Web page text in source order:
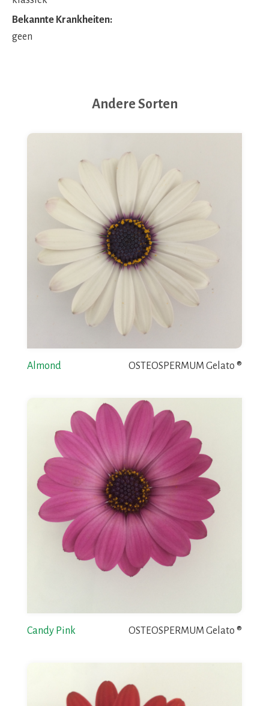
Bekannte Krankheiten:
geen
Andere Sorten
Almond OSTEOSPERMUM Gelato ®
Candy Pink OSTEOSPERMUM Gelato ®